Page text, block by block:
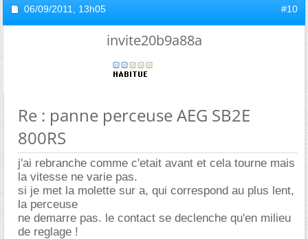
06/09/2011, 13h05 #10
invite20b9a88a
Re : panne perceuse AEG SB2E
800RS
j'ai rebranche comme c'etait avant et cela tourne mais
la vitesse ne varie pas.
si je met la molette sur a, qui correspond au plus lent,
la perceuse
ne demarre pas. le contact se declenche qu'en milieu
de reglage !